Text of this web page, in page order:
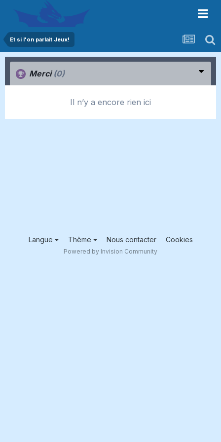
Et si l'on parlait Jeux!
Merci(0)
Il n’y a encore rien ici
Langue Thème Nous contacter Cookies
Powered by Invision Community